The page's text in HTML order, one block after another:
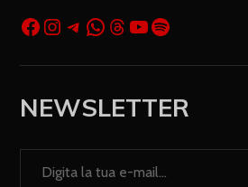
NEWSLETTER